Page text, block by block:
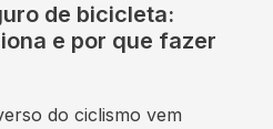
de bicicleta:
e por que fazer
do ciclismo vem